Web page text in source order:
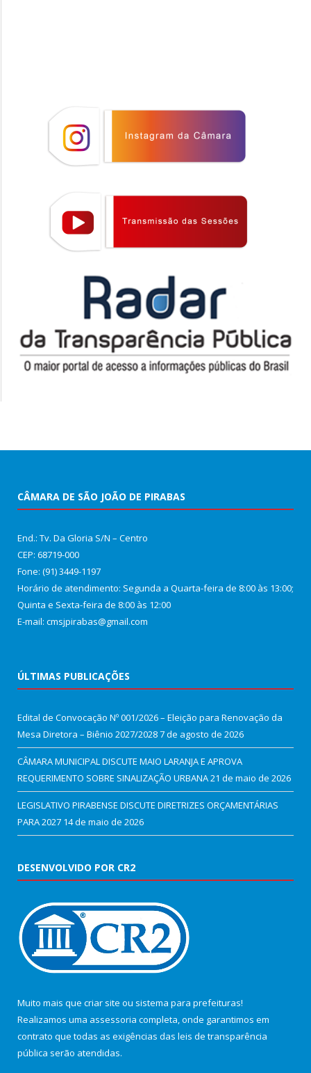
CÂMARA DE SÃO JOÃO DE PIRABAS
End.: Tv. Da Gloria S/N – Centro
CEP: 68719-000
Fone: (91) 3449-1197
Horário de atendimento: Segunda a Quarta-feira de 8:00 às 13:00;
Quinta e Sexta-feira de 8:00 às 12:00
E-mail: cmsjpirabas@gmail.com
ÚLTIMAS PUBLICAÇÕES
Edital de Convocação Nº 001/2026 – Eleição para Renovação da
Mesa Diretora – Biênio 2027/20287 de agosto de 2026
CÂMARA MUNICIPAL DISCUTE MAIO LARANJA E APROVA
REQUERIMENTO SOBRE SINALIZAÇÃO URBANA21 de maio de 2026
LEGISLATIVO PIRABENSE DISCUTE DIRETRIZES ORÇAMENTÁRIAS
PARA 2027 14 de maio de 2026
DESENVOLVIDO POR CR2
Muito mais que criar site ou sistema para prefeituras!
Realizamos uma assessoria completa, onde garantimos em
contrato que todas as exigências das leis de transparência
pública serão atendidas.